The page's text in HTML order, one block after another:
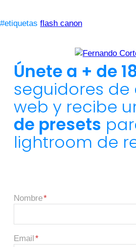
#etiquetas flash canon
Únete a + de
seguidores de
web y recibe
de presets
lightroom de
Nombre
Email